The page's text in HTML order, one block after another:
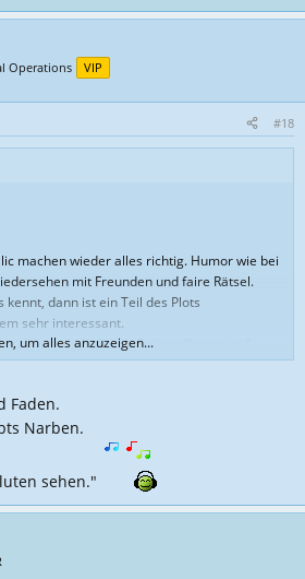
Operations VIP
#18
machen wieder alles richtig. Humor wie bei
mit Freunden und faire Rätsel.
kennt, dann ist ein Teil des Plots
sehr interessant.
dem ernsthafteren Sativas Ketten und
ich nehme das DSA Werk, weil es
um alles anzuzeigen...
Faden.
Narben.
sehen."